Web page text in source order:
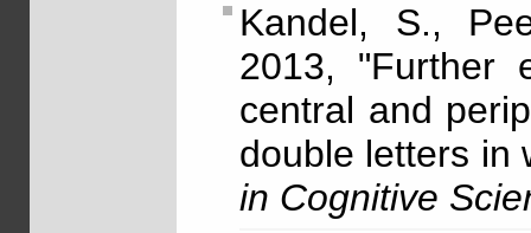
Kandel, S.,
2013, "Further
central and
double letters in
in Cognitive